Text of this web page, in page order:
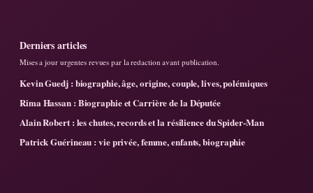
Derniers articles
Mises a jour urgentes revues par la redaction avant publication.
Kevin Guedj : biographie, âge, origine, couple, lives, polémiques
Rima Hassan : Biographie et Carrière de la Députée
Alain Robert : les chutes, records et la résilience du Spider-Man
Patrick Guérineau : vie privée, femme, enfants, biographie